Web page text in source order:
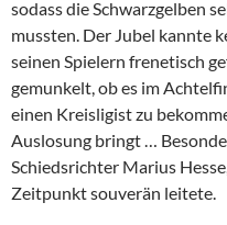
sodass die Schwarzgelben
mussten. Der Jubel kannte
seinen Spielern frenetisch
gemunkelt, ob es im
einen Kreisligist zu
Auslosung bringt …
Schiedsrichter Marius
Zeitpunkt souverän leitete.